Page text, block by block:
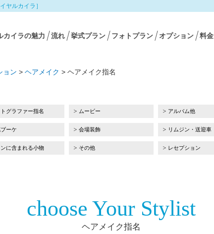
ヤルカイラ］
カイラの魅力 流れ 挙式プラン フォトプラン オプション 料金
ョン > ヘアメイク > ヘアメイク指名
グラファー指名 ムービー アルバム他
ーケ 会場装飾 リムジン・送迎車
に含まれる小物 その他 レセプション
choose Your Stylist
ヘアメイク指名